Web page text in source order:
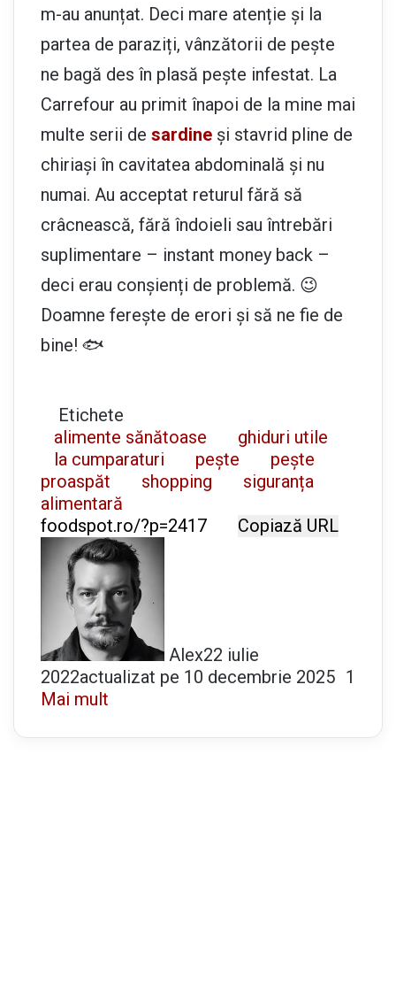
m-au anunțat. Deci mare atenție și la
partea de paraziți, vânzătorii de pește
ne bagă des în plasă pește infestat. La
Carrefour au primit înapoi de la mine mai
multe serii de sardine și stavrid pline de
chiriași în cavitatea abdominală și nu
numai. Au acceptat returul fără să
crâcnească, fără îndoieli sau întrebări
suplimentare – instant money back –
deci erau conșienți de problemă. 😉
Doamne ferește de erori și să ne fie de
bine! 🐟
Etichete
alimente sănătoase
ghiduri utile
la cumparaturi
pește
pește
proaspăt
shopping
siguranța
alimentară
Copiază URL
Alex22 iulie
2022actualizat pe 10 decembrie 2025 1
Mai mult